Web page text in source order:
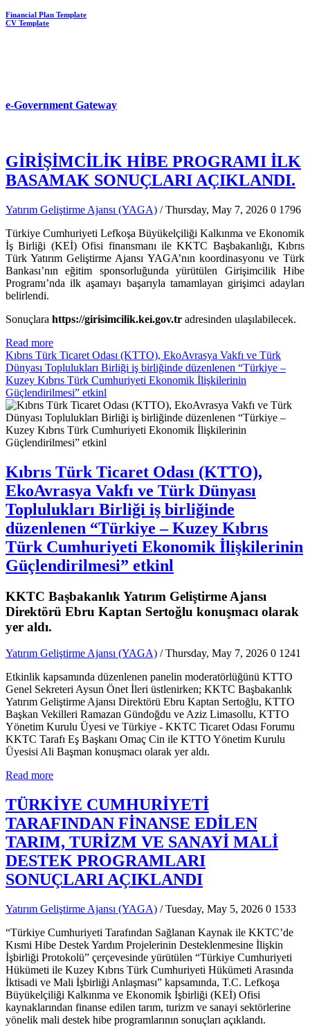
Financial Plan Template
CV Template
e-Government Gateway
GİRİŞİMCİLİK HİBE PROGRAMI İLK
BASAMAK SONUÇLARI AÇIKLANDI.
Yatırım Geliştirme Ajansı (YAGA) / Thursday, May 7, 2026 0 1796
Türkiye Cumhuriyeti Lefkoşa Büyükelçiliği Kalkınma ve Ekonomik
İş Birliği (KEİ) Ofisi finansmanı ile KKTC Başbakanlığı, Kıbrıs
Türk Yatırım Geliştirme Ajansı YAGA’nın koordinasyonu ve Türk
Bankası’nın eğitim sponsorluğunda yürütülen Girişimcilik Hibe
Programı’nda ilk aşamayı başarıyla tamamlayan girişimci adayları
belirlendi.
Sonuçlara https://girisimcilik.kei.gov.tr adresinden ulaşılabilecek.
Read more
Kıbrıs Türk Ticaret Odası (KTTO), EkoAvrasya Vakfı ve Türk
Dünyası Toplulukları Birliği iş birliğinde düzenlenen “Türkiye –
Kuzey Kıbrıs Türk Cumhuriyeti Ekonomik İlişkilerinin
Güçlendirilmesi” etkinl
Kıbrıs Türk Ticaret Odası (KTTO),
EkoAvrasya Vakfı ve Türk Dünyası
Toplulukları Birliği iş birliğinde
düzenlenen “Türkiye – Kuzey Kıbrıs
Türk Cumhuriyeti Ekonomik İlişkilerinin
Güçlendirilmesi” etkinl
KKTC Başbakanlık Yatırım Geliştirme Ajansı
Direktörü Ebru Kaptan Sertoğlu konuşmacı olarak
yer aldı.
Yatırım Geliştirme Ajansı (YAGA) / Thursday, May 7, 2026 0 1241
Etkinlik kapsamında düzenlenen panelin moderatörlüğünü KTTO
Genel Sekreteri Aysun Önet İleri üstlenirken; KKTC Başbakanlık
Yatırım Geliştirme Ajansı Direktörü Ebru Kaptan Sertoğlu, KTTO
Başkan Vekilleri Ramazan Gündoğdu ve Aziz Limasollu, KTTO
Yönetim Kurulu Üyesi ve Türkiye - KKTC Ticaret Odası Forumu
KKTC Tarafı Eş Başkanı Omaç Cin ile KTTO Yönetim Kurulu
Üyesisi Ali Başman konuşmacı olarak yer aldı.
Read more
TÜRKİYE CUMHURİYETİ
TARAFINDAN FİNANSE EDİLEN
TARIM, TURİZM VE SANAYİ MALİ
DESTEK PROGRAMLARI
SONUÇLARI AÇIKLANDI
Yatırım Geliştirme Ajansı (YAGA) / Tuesday, May 5, 2026 0 1533
“Türkiye Cumhuriyeti Tarafından Sağlanan Kaynak ile KKTC’de
Kısmi Hibe Destek Yardım Projelerinin Desteklenmesine İlişkin
İşbirliği Protokolü” çerçevesinde yürütülen “Türkiye Cumhuriyeti
Hükümeti ile Kuzey Kıbrıs Türk Cumhuriyeti Hükümeti Arasında
İktisadi ve Mali İşbirliği Anlaşması” kapsamında, T.C. Lefkoşa
Büyükelçiliği Kalkınma ve Ekonomik İşbirliği (KEİ) Ofisi
kaynaklarından finanse edilen tarım, turizm ve sanayi sektörlerine
yönelik mali destek hibe programlarının sonuçları açıklandı.